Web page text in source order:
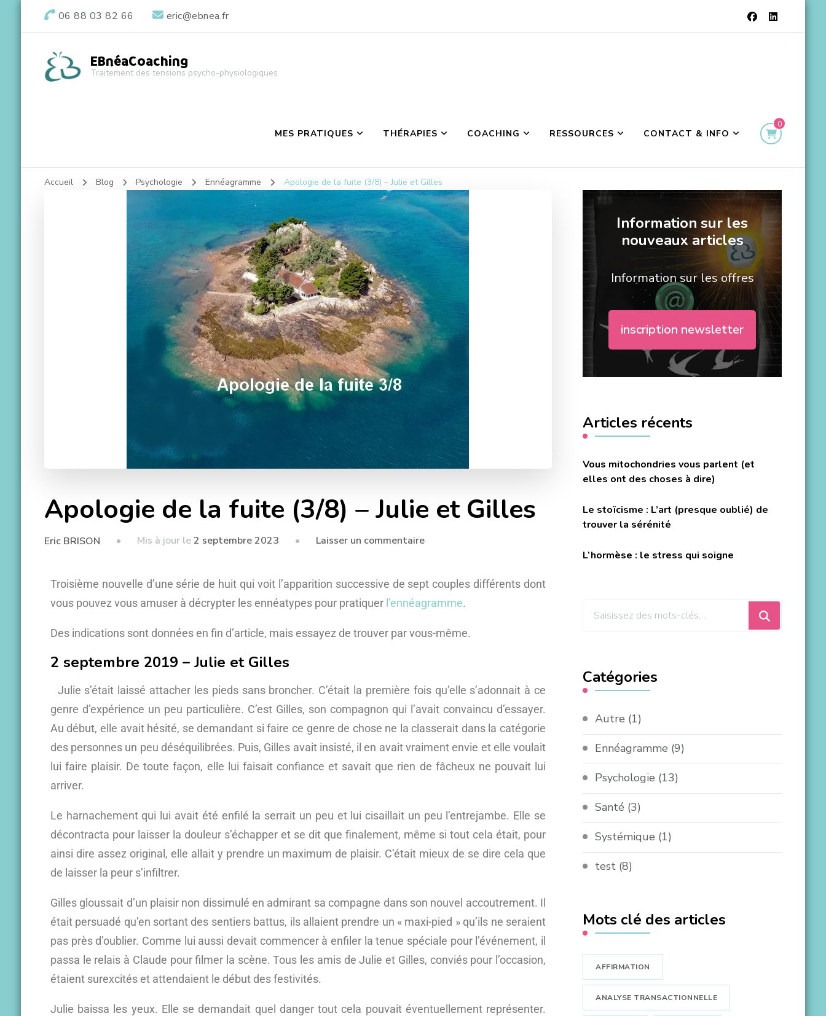
06 88 03 82 66 eric@ebnea.fr
EBnéaCoaching
Traitement des tensions psycho-physiologiques
MES PRATIQUES THÉRAPIES COACHING RESSOURCES CONTACT & INFO
0
Accueil Blog Psychologie Ennéagramme Apologie de la fuite (3/8) – Julie et Gilles
Apologie de la fuite (3/8) – Julie et Gilles
Eric BRISON Mis à jour le2 septembre 2023 Laisser un commentaire
Troisième nouvelle d’une série de huit qui voit l’apparition successive de sept couples différents dont
vous pouvez vous amuser à décrypter les ennéatypes pour pratiquer l’ennéagramme.
Des indications sont données en fin d’article, mais essayez de trouver par vous-même.
2 septembre 2019 – Julie et Gilles
Julie s’était laissé attacher les pieds sans broncher. C’était la première fois qu’elle s’adonnait à ce
genre d’expérience un peu particulière. C’est Gilles, son compagnon qui l’avait convaincu d’essayer.
Au début, elle avait hésité, se demandant si faire ce genre de chose ne la classerait dans la catégorie
des personnes un peu déséquilibrées. Puis, Gilles avait insisté, il en avait vraiment envie et elle voulait
lui faire plaisir. De toute façon, elle lui faisait confiance et savait que rien de fâcheux ne pouvait lui
arriver.
Le harnachement qui lui avait été enfilé la serrait un peu et lui cisaillait un peu l’entrejambe. Elle se
décontracta pour laisser la douleur s’échapper et se dit que finalement, même si tout cela était, pour
ainsi dire assez original, elle allait y prendre un maximum de plaisir. C’était mieux de se dire cela que
de laisser la peur s’infiltrer.
Gilles gloussait d’un plaisir non dissimulé en admirant sa compagne dans son nouvel accoutrement. Il
était persuadé qu’en sortant des sentiers battus, ils allaient prendre un « maxi-pied » qu’ils ne seraient
pas près d’oublier. Comme lui aussi devait commencer à enfiler la tenue spéciale pour l’événement, il
passa le relais à Claude pour filmer la scène. Tous les amis de Julie et Gilles, conviés pour l’occasion,
étaient surexcités et attendaient le début des festivités.
Julie baissa les yeux. Elle se demandait quel danger tout cela pouvait éventuellement représenter.
Information sur les
nouveaux articles
Information sur les offres
inscription newsletter
Articles récents
Vous mitochondries vous parlent (et
elles ont des choses à dire)
Le stoïcisme : L’art (presque oublié) de
trouver la sérénité
L’hormèse : le stress qui soigne
Catégories
Autre (1)
Ennéagramme (9)
Psychologie (13)
Santé (3)
Systémique (1)
test (8)
Mots clé des articles
AFFIRMATION
ANALYSE TRANSACTIONNELLE